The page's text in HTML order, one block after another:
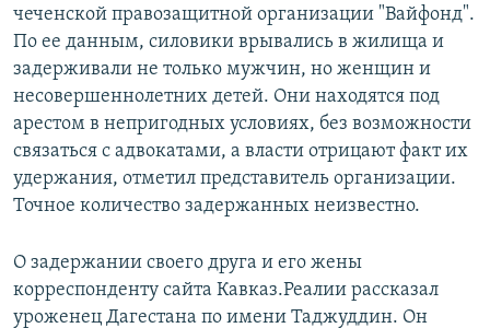
чеченской правозащитной организации "Вайфонд".
По ее данным, силовики врывались в жилища и
задерживали не только мужчин, но женщин и
несовершеннолетних детей. Они находятся под
арестом в непригодных условиях, без возможности
связаться с адвокатами, а власти отрицают факт их
удержания, отметил представитель организации.
Точное количество задержанных неизвестно.
О задержании своего друга и его жены
корреспонденту сайта Кавказ.Реалии рассказал
уроженец Дагестана по имени Таджуддин. Он